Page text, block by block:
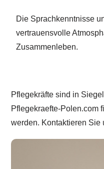
Die Sprachkenntnisse
vertrauensvolle
Zusammenleben.
Pflegekräfte sind in
Pflegekraefte-Polen.com
werden. Kontaktieren Sie